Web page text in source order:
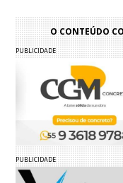
O CONTEÚDO
PUBLICIDADE
PUBLICIDADE